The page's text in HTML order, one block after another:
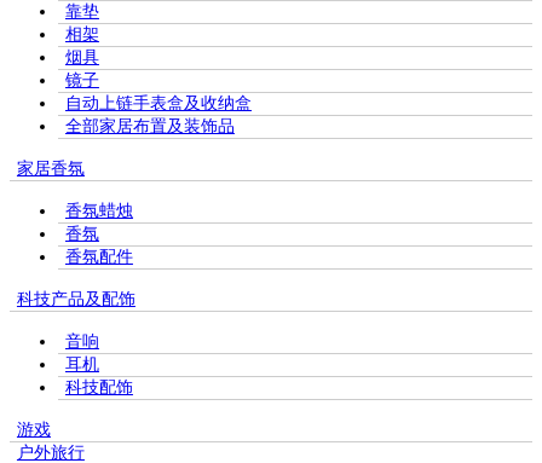
靠垫
相架
烟具
镜子
自动上链手表盒及收纳盒
全部家居布置及装饰品
家居香氛
香氛蜡烛
香氛
香氛配件
科技产品及配饰
音响
耳机
科技配饰
游戏
户外旅行